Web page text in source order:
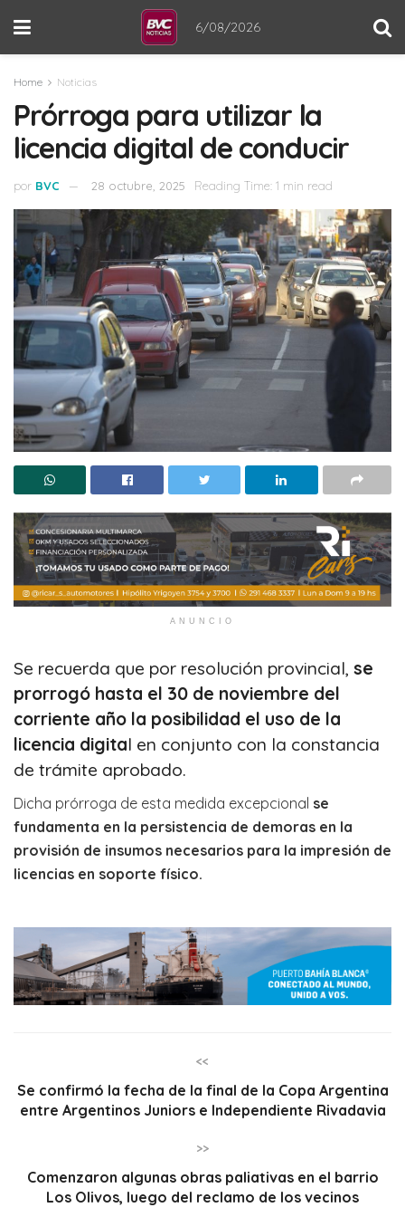
6/08/2026
Home Noticias
Prórroga para utilizar la
licencia digital de conducir
por BVC 28 octubre, 2025 Reading Time: 1 min read
ANUNCIO
Se recuerda que por resolución provincial, se
prorrogó hasta el 30 de noviembre del
corriente año la posibilidad el uso de la
licencia digital en conjunto con la constancia
de trámite aprobado.
Dicha prórroga de esta medida excepcional se
fundamenta en la persistencia de demoras en la
provisión de insumos necesarios para la impresión de
licencias en soporte físico.
<<
Se confirmó la fecha de la final de la Copa Argentina
entre Argentinos Juniors e Independiente Rivadavia
>>
Comenzaron algunas obras paliativas en el barrio
Los Olivos, luego del reclamo de los vecinos